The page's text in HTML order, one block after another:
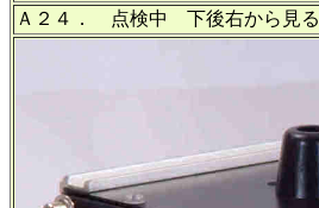
Ａ２４． 点検中 下後右から見る